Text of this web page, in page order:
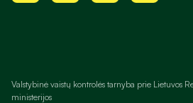
Valstybinė vaistų kontrolės tarnyba prie Lietuvos
ministerijos